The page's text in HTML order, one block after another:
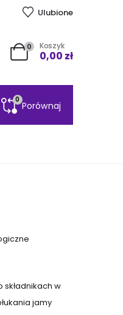
Ulubione
0 Koszyk
0,00 zł
0
Porównaj
w
jamy